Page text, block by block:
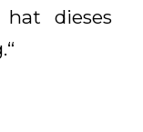
dieses